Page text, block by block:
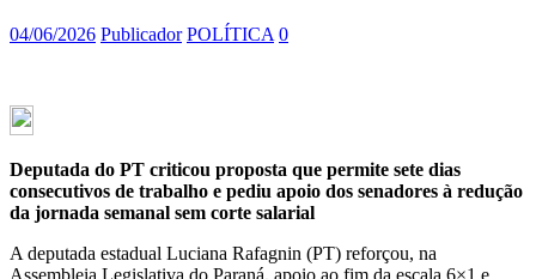
04/06/2026 Publicador POLÍTICA 0
Deputada do PT criticou proposta que permite sete dias
consecutivos de trabalho e pediu apoio dos senadores à redução
da jornada semanal sem corte salarial
A deputada estadual Luciana Rafagnin (PT) reforçou, na
Assembleia Legislativa do Paraná, apoio ao fim da escala 6×1 e